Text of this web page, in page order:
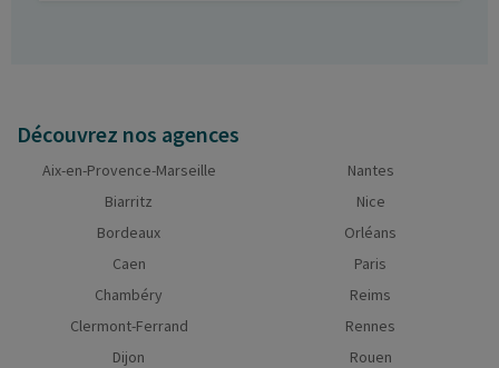
Découvrez nos agences
Aix-en-Provence-Marseille
Biarritz
Bordeaux
Caen
Chambéry
Clermont-Ferrand
Dijon
Nantes
Nice
Orléans
Paris
Reims
Rennes
Rouen